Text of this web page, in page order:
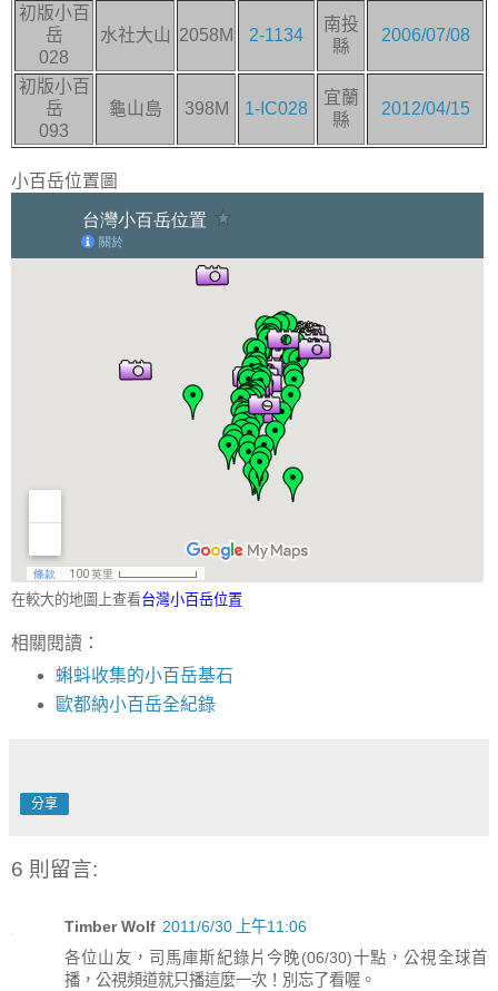
初版小百
岳
028
水社大山 2058M 2-1134
南投
縣
2006/07/08
初版小百
岳
093
龜山島 398M 1-IC028
宜蘭
縣
2012/04/15
小百岳位置圖
在較大的地圖上查看台灣小百岳位置
相關閱讀：
蝌蚪收集的小百岳基石
歐都納小百岳全紀錄
分享
6 則留言:
Timber Wolf 2011/6/30 上午11:06
各位山友，司馬庫斯紀錄片今晚(06/30)十點，公視全球首
播，公視頻道就只播這麼一次！別忘了看喔。